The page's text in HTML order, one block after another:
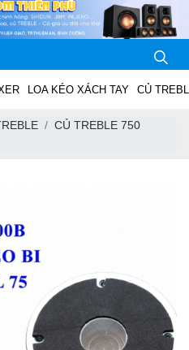
LOA KÉO XÁCH TAY CỦ
CỦ TREBLE 750